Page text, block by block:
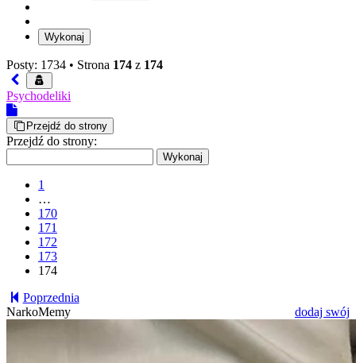
Posty: 1734 • Strona 174 z 174
Psychodeliki
Przejdź do strony
Przejdź do strony:
1
…
170
171
172
173
174
Poprzednia
NarkoMemy
dodaj swój